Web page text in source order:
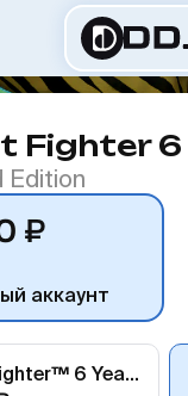
Fighter 6
Edition
₽
аккаунт
Street Fighter™ 6 Years 1-2 Fighters Edition